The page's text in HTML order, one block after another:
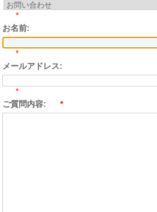
*
お名前:
*
メールアドレス:
*
ご質問内容: *